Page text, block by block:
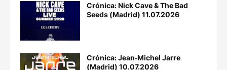
Crónica: Nick Cave & The Bad
Seeds (Madrid) 11.07.2026
Crónica: Jean‐Michel Jarre
(Madrid) 10.07.2026